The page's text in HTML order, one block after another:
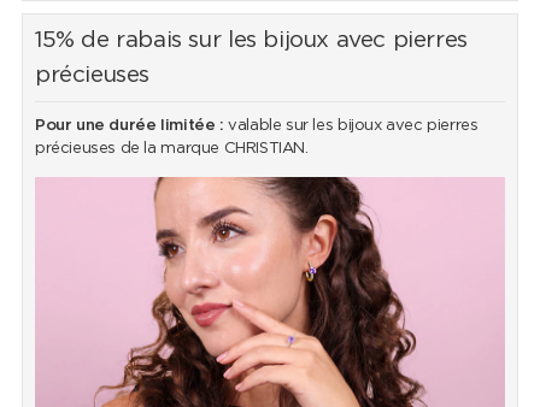
15% de rabais sur les bijoux avec pierres
précieuses
Pour une durée limitée : valable sur les bijoux avec pierres
précieuses de la marque CHRISTIAN.